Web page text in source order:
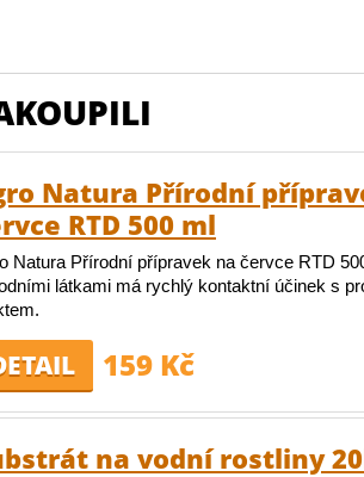
Natura Přírodní
RTD 500 ml
Natura Přírodní přípravek na červce RTD
látkami má rychlý kontaktní účinek s
159 Kč
na vodní rostliny